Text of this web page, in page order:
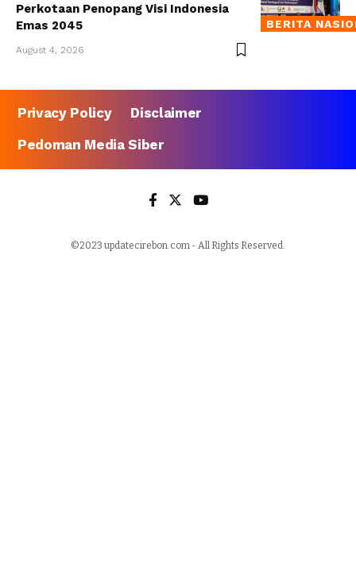
BERITA
Perkotaan Penopang Visi Indonesia
Emas 2045
August 4, 2026
Privacy Policy
Disclaimer
Pedoman Media Siber
©2023 updatecirebon.com - All Rights Reserved.